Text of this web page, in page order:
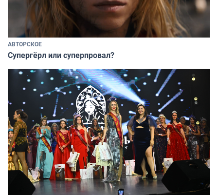
АВТОРСКОЕ
Супергёрл или суперпровал?